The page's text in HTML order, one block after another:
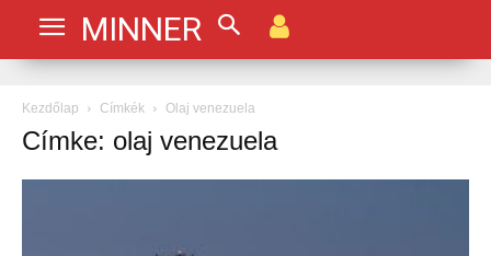
MINNER
Kezdőlap Címkék Olaj venezuela
Címke: olaj venezuela